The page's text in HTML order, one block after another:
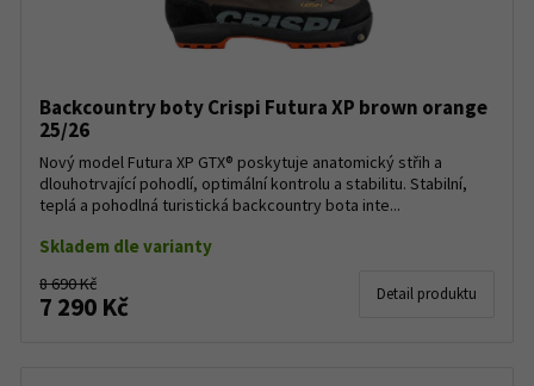
Backcountry boty Crispi Futura XP brown orange
25/26
Nový model Futura XP GTX® poskytuje anatomický střih a
dlouhotrvající pohodlí, optimální kontrolu a stabilitu. Stabilní,
teplá a pohodlná turistická backcountry bota inte...
Skladem dle varianty
8 690 Kč
7 290 Kč Detail produktu